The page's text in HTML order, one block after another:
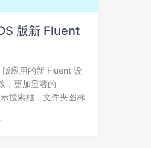
版新 Fluent
应用的新 Fluent 设
，更加显著的
搜索框，文件夹图标